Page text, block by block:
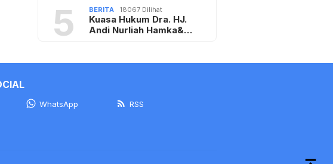
5 BERITA 18067 Dilihat
Kuasa Hukum Dra. HJ.
Andi Nurliah Hamka&…
WhatsApp RSS